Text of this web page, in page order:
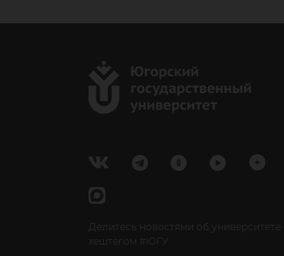
Делитесь новостями об университете с
хештегом #ЮГУ